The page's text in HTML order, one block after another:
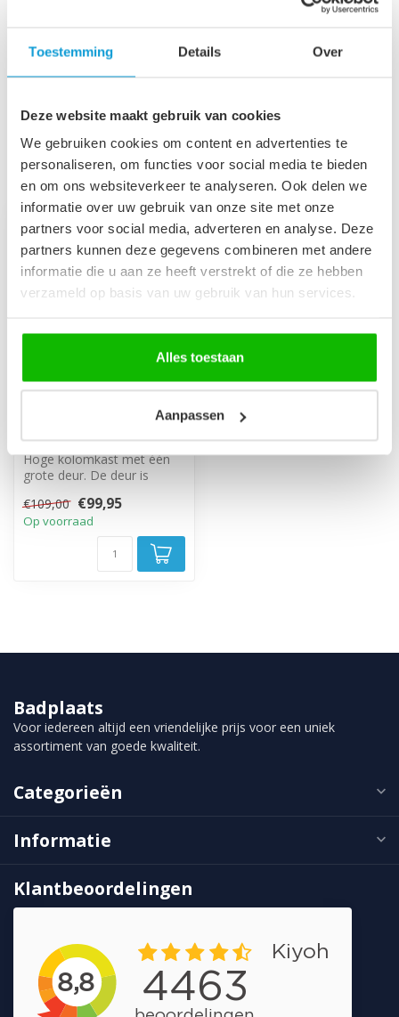
Toestemming Details Over
Deze website maakt gebruik van cookies
We gebruiken cookies om content en advertenties te
personaliseren, om functies voor social media te bieden
en om ons websiteverkeer te analyseren. Ook delen we
informatie over uw gebruik van onze site met onze
partners voor social media, adverteren en analyse. Deze
partners kunnen deze gegevens combineren met andere
informatie die u aan ze heeft verstrekt of die ze hebben
verzameld op basis van uw gebruik van hun services.
Alles toestaan
Aanpassen
Productomschrijving
Recent bekeken
-8%
Badkamerkast Pluto
Hoge kolomkast met één
grote deur. De deur is
monteren.
€109,00 €99,95
Op voorraad
Badplaats
Voor iedereen altijd een vriendelijke prijs voor een uniek
assortiment van goede kwaliteit.
Categorieën
Informatie
Klantbeoordelingen